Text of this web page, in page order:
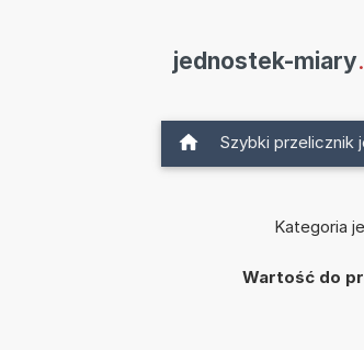
jednostek-miary
Szybki przelicznik
Kategoria
Wartość do